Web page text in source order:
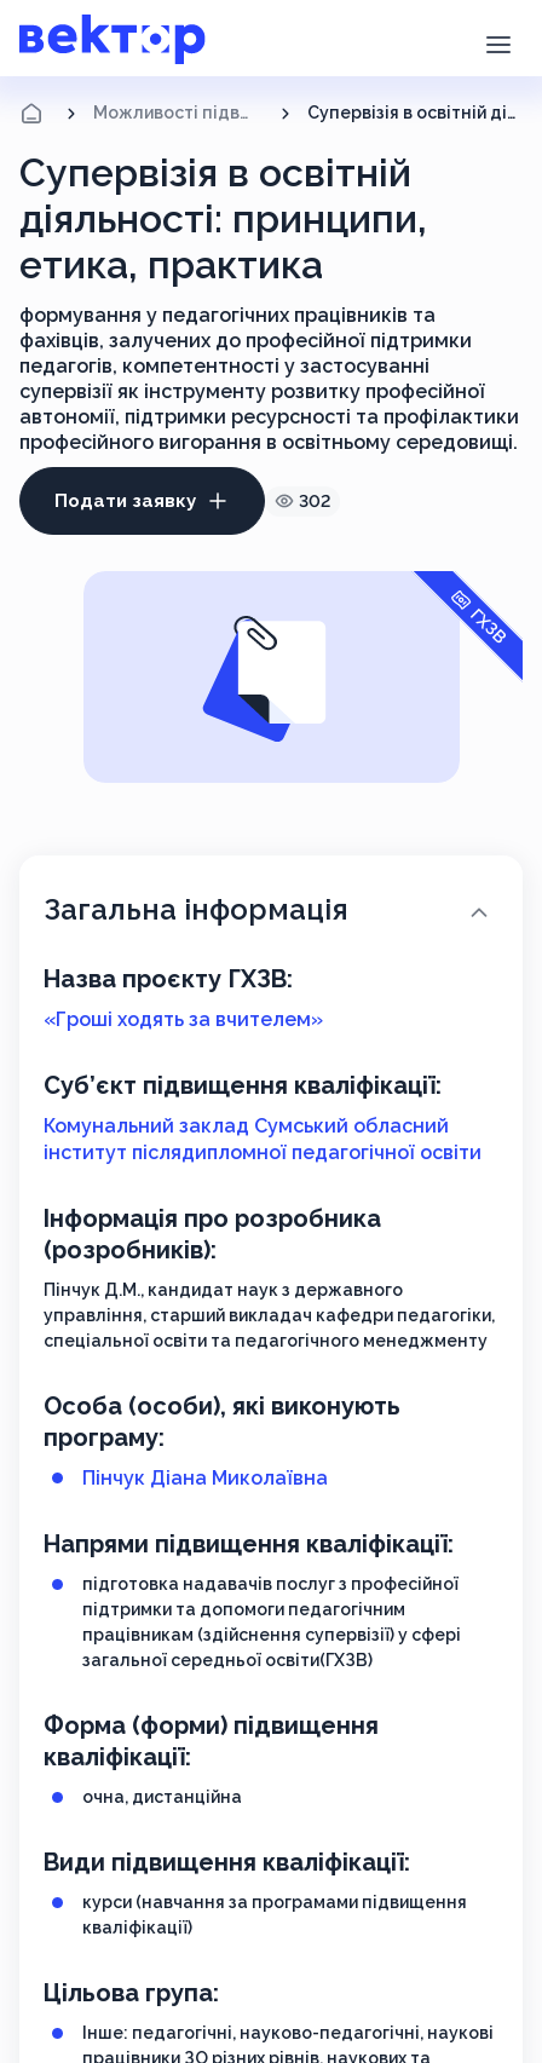
Можливості підвищення кваліфікації Супервізія в освітній діяльності: принципи, етика, практика
Супервізія в освітній
діяльності: принципи,
етика, практика
формування у педагогічних працівників та
фахівців, залучених до професійної підтримки
педагогів, компетентності у застосуванні
супервізії як інструменту розвитку професійної
автономії, підтримки ресурсності та профілактики
професійного вигорання в освітньому середовищі.
Подати заявку 302
ГХЗВ
Загальна інформація
Назва проєкту ГХЗВ:
«Гроші ходять за вчителем»
Суб’єкт підвищення кваліфікації:
Комунальний заклад Сумський обласний
інститут післядипломної педагогічної освіти
Інформація про розробника
(розробників):
Пінчук Д.М., кандидат наук з державного
управління, старший викладач кафедри педагогіки,
спеціальної освіти та педагогічного менеджменту
Особа (особи), які виконують
програму:
Пінчук Діана Миколаївна
Напрями підвищення кваліфікації:
підготовка надавачів послуг з професійної
підтримки та допомоги педагогічним
працівникам (здійснення супервізії) у сфері
загальної середньої освіти(ГХЗВ)
Форма (форми) підвищення
кваліфікації:
очна, дистанційна
Види підвищення кваліфікації:
курси (навчання за програмами підвищення
кваліфікації)
Цільова група:
Інше: педагогічні, науково-педагогічні, наукові
працівники ЗО різних рівнів, наукових та